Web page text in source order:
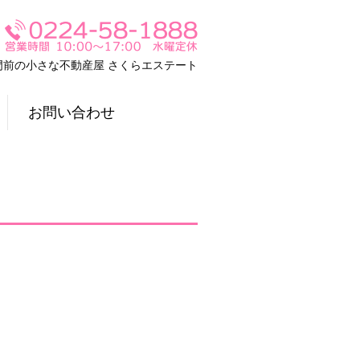
の小さな不動産屋 さくらエステート
お問い合わせ